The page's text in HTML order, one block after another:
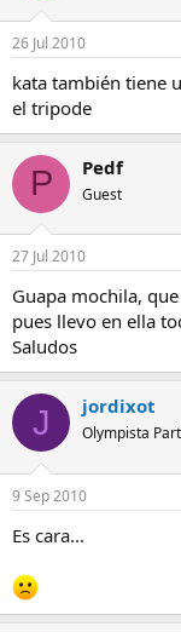
26 Jul 2010
kata también tiene
el tripode
P Pedf
Guest
27 Jul 2010
Guapa mochila,
pues llevo en ella
Saludos
J jordixot
Olympista
9 Sep 2010
Es cara...